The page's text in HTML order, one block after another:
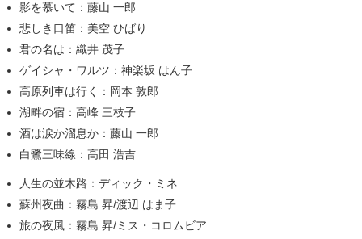
影を慕いて：藤山 一郎
悲しき口笛：美空 ひばり
君の名は：織井 茂子
ゲイシャ・ワルツ：神楽坂 はん子
高原列車は行く：岡本 敦郎
湖畔の宿：高峰 三枝子
酒は涙か溜息か：藤山 一郎
白鷺三味線：高田 浩吉
人生の並木路：ディック・ミネ
蘇州夜曲：霧島 昇/渡辺 はま子
旅の夜風：霧島 昇/ミス・コロムビア